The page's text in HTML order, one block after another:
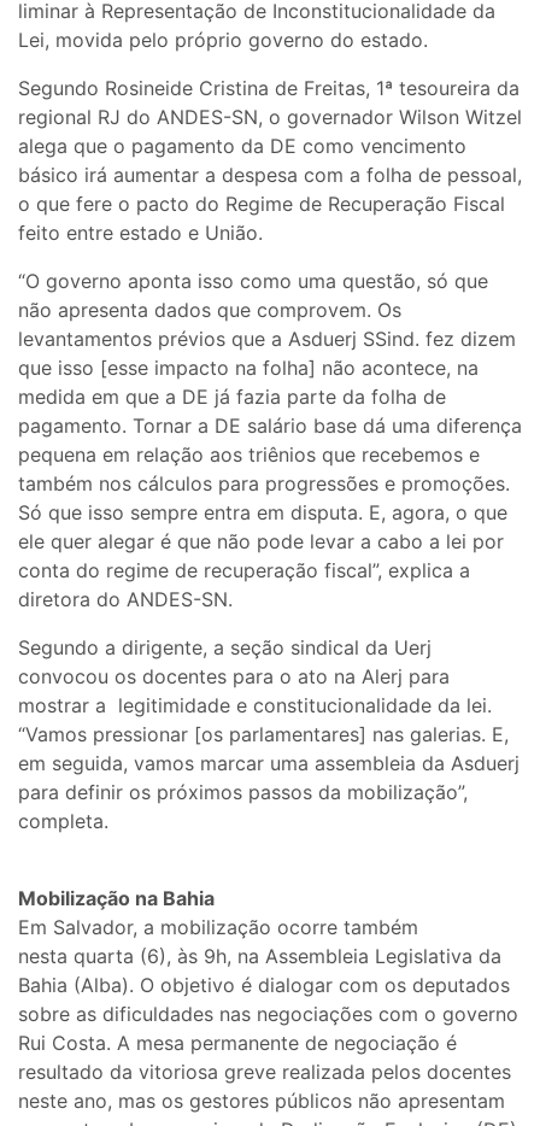
liminar à Representação de Inconstitucionalidade da
Lei, movida pelo próprio governo do estado.
Segundo Rosineide Cristina de Freitas, 1ª tesoureira da
regional RJ do ANDES-SN, o governador Wilson Witzel
alega que o pagamento da DE como vencimento
básico irá aumentar a despesa com a folha de pessoal,
o que fere o pacto do Regime de Recuperação Fiscal
feito entre estado e União.
“O governo aponta isso como uma questão, só que
não apresenta dados que comprovem. Os
levantamentos prévios que a Asduerj SSind. fez dizem
que isso [esse impacto na folha] não acontece, na
medida em que a DE já fazia parte da folha de
pagamento. Tornar a DE salário base dá uma diferença
pequena em relação aos triênios que recebemos e
também nos cálculos para progressões e promoções.
Só que isso sempre entra em disputa. E, agora, o que
ele quer alegar é que não pode levar a cabo a lei por
conta do regime de recuperação fiscal”, explica a
diretora do ANDES-SN.
Segundo a dirigente, a seção sindical da Uerj
convocou os docentes para o ato na Alerj para
mostrar a legitimidade e constitucionalidade da lei.
“Vamos pressionar [os parlamentares] nas galerias. E,
em seguida, vamos marcar uma assembleia da Asduerj
para definir os próximos passos da mobilização”,
completa.
Mobilização na Bahia
Em Salvador, a mobilização ocorre também
nesta quarta (6), às 9h, na Assembleia Legislativa da
Bahia (Alba). O objetivo é dialogar com os deputados
sobre as dificuldades nas negociações com o governo
Rui Costa. A mesa permanente de negociação é
resultado da vitoriosa greve realizada pelos docentes
neste ano, mas os gestores públicos não apresentam